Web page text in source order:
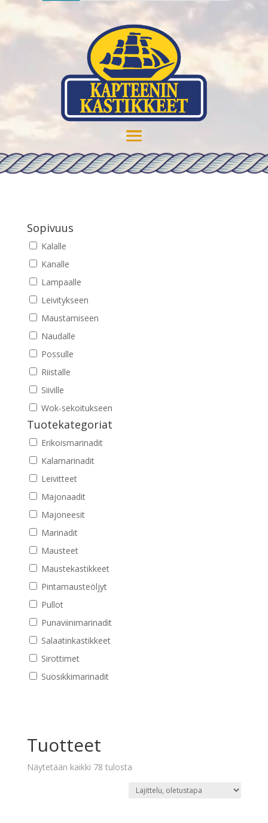
Tuotteet
Näytetään kaikki 78 tulosta
Sopivuus
Kalalle
Kanalle
Lampaalle
Leivitykseen
Maustamiseen
Naudalle
Possulle
Riistalle
Siiville
Wok-sekoitukseen
Tuotekategoriat
Erikoismarinadit
Kalamarinadit
Leivitteet
Majonaadit
Majoneesit
Marinadit
Mausteet
Maustekastikkeet
Pintamausteöljyt
Pullot
Punaviinimarinadit
Salaatinkastikkeet
Sirottimet
Suosikkimarinadit